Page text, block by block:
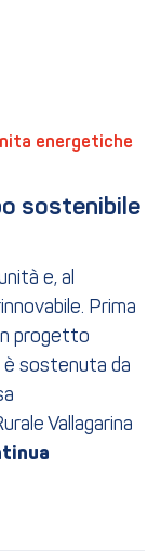
energetiche
sostenibile
e, al
Prima
progetto
è sostenuta da
Vallagarina